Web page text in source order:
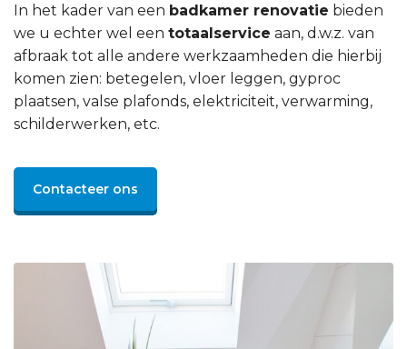
In het kader van een badkamer renovatie bieden
we u echter wel een totaalservice aan, d.w.z. van
afbraak tot alle andere werkzaamheden die hierbij
komen zien: betegelen, vloer leggen, gyproc
plaatsen, valse plafonds, elektriciteit, verwarming,
schilderwerken, etc.
Contacteer ons